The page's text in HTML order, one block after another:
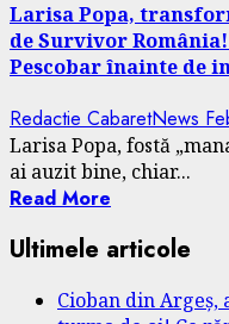
Larisa Popa,
de Survivor
Pescobar înainte de
Redactie CabaretNews
Larisa Popa, fostă
ai auzit bine, chiar...
Read More
Ultimele articole
Cioban din Argeș,